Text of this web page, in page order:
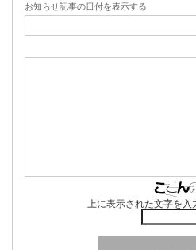
お知らせ記事の日付を表示する
上に表示された文字を入